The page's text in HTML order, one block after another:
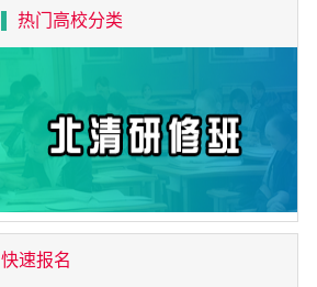
热门高校分类
快速报名